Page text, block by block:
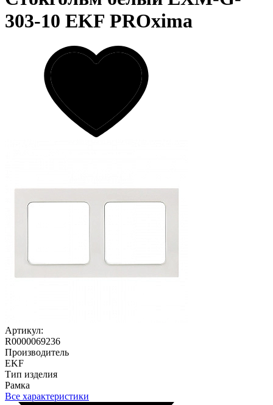
303-10 EKF PROxima
Артикул:
R0000069236
Производитель
EKF
Тип изделия
Рамка
Все характеристики